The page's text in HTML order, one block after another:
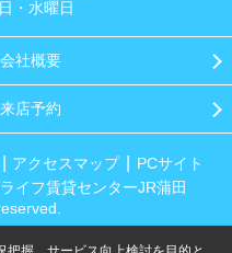
・水曜日
会社概要
来店予約
アクセスマップ
PCサイト
イフ賃貸センターJR蒲田